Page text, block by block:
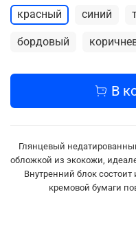
красный синий
бордовый
В
Глянцевый
обложкой из экокожи,
Внутренний блок
кремовой бумаги